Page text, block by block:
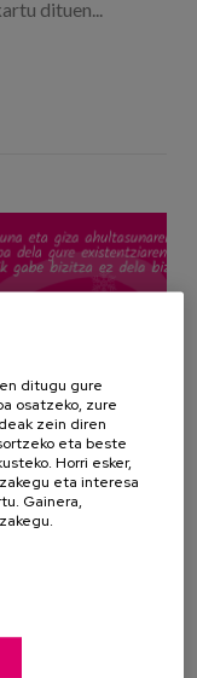
dituen...
ditugu gure
osatzeko, zure
zein diren
eta beste
Horri esker,
eta interesa
Gainera,